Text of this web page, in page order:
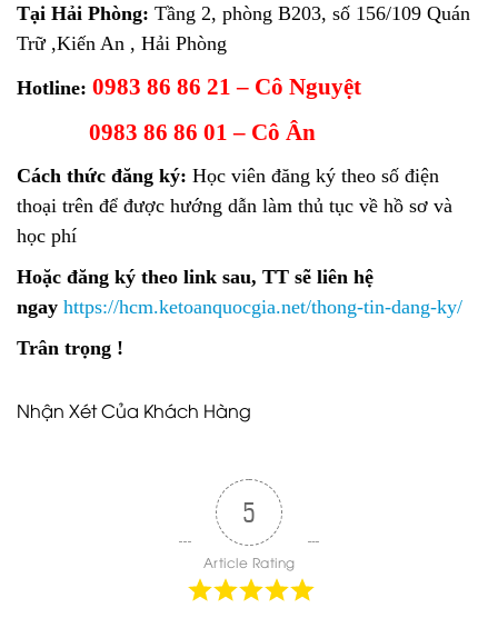
Tại Hải Phòng: Tầng 2, phòng B203, số 156/109 Quán
Trữ ,Kiến An , Hải Phòng
Hotline: 0983 86 86 21 – Cô Nguyệt
0983 86 86 01 – Cô Ân
Cách thức đăng ký: Học viên đăng ký theo số điện
thoại trên để được hướng dẫn làm thủ tục về hồ sơ và
học phí
Hoặc đăng ký theo link sau, TT sẽ liên hệ
ngay https://hcm.ketoanquocgia.net/thong-tin-dang-ky/
Trân trọng !
Nhận Xét Của Khách Hàng
5
Article Rating